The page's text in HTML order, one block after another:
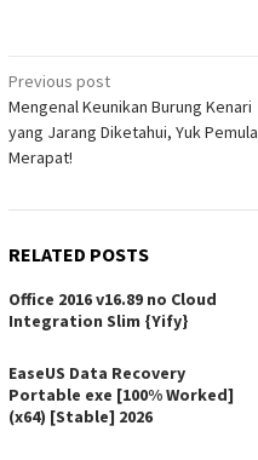
Post
navigation
Previous post
Mengenal Keunikan Burung Kenari
yang Jarang Diketahui, Yuk Pemula
Merapat!
RELATED POSTS
Office 2016 v16.89 no Cloud
Integration Slim {Yify}
EaseUS Data Recovery
Portable exe [100% Worked]
(x64) [Stable] 2026